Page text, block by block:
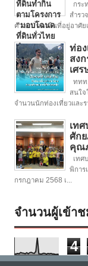
กระ
สำรว
ความมั่นคงในที่อยู่อาศัย
ท่อ
สง
เศ
ททท.
สนใจ
จำนวนนักท่องเที่ยวและร
เท
ศัก
คุณ
เทศ
พิการ
กรกฎาคม 2568 เ...
จำนวนผู้เข้า
4